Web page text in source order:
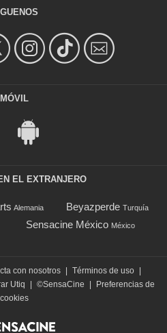
MÓVIL
EL EXTRANJERO
Alemania Beyazperde Turquía
Sensacine México México
con nosotros Términos de uso
Utiq ©SensaCine
Preferencias de
cookies